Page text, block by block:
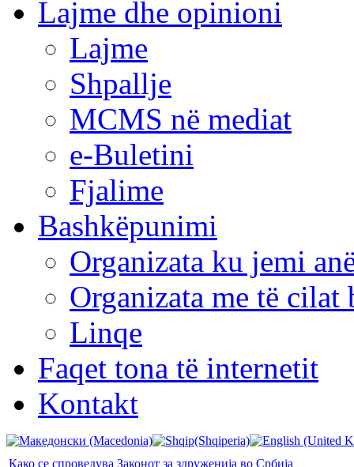
Lajme dhe opinioni
Lajme
Shpallje
MCMS në mediat
e-Buletini
Fjalime
Bashkëpunimi
Organizata ku jemi
Organizata me të cilat
Linqe
Faqet tona të internetit
Kontakt
Како се спроведува Законот за здруженија во Србија